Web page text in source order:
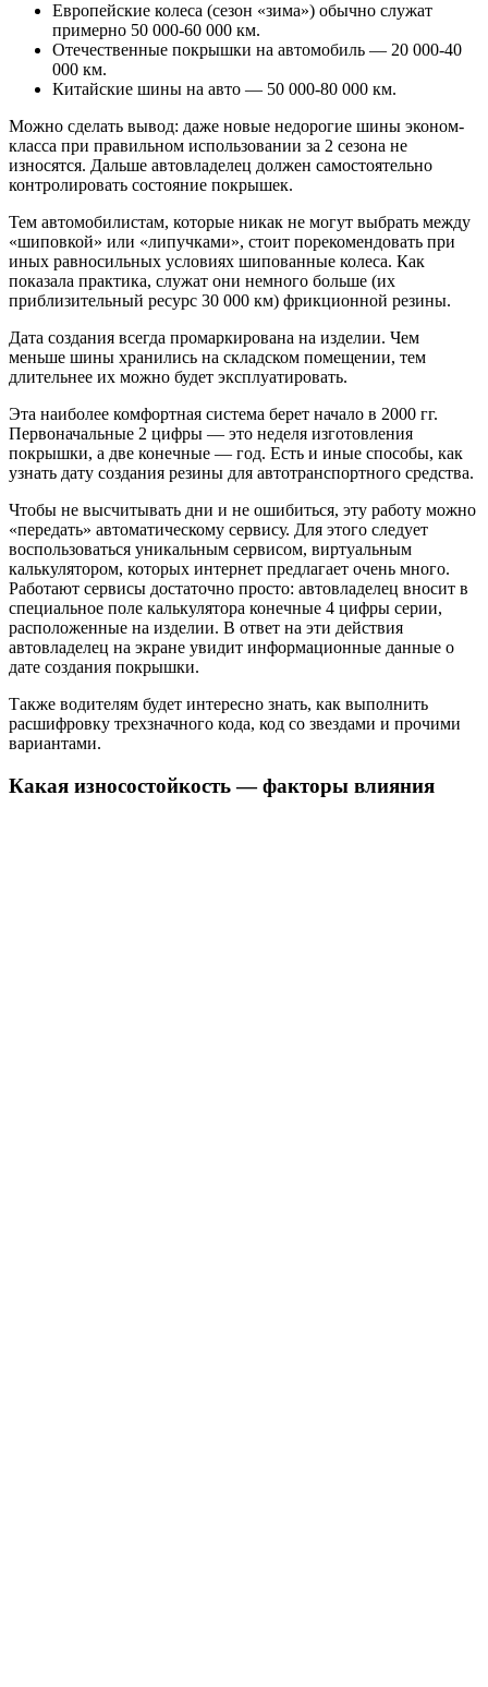
Европейские колеса (сезон «зима») обычно служат
примерно 50 000-60 000 км.
Отечественные покрышки на автомобиль — 20 000-40
000 км.
Китайские шины на авто — 50 000-80 000 км.
Можно сделать вывод: даже новые недорогие шины эконом-
класса при правильном использовании за 2 сезона не
износятся. Дальше автовладелец должен самостоятельно
контролировать состояние покрышек.
Тем автомобилистам, которые никак не могут выбрать между
«шиповкой» или «липучками», стоит порекомендовать при
иных равносильных условиях шипованные колеса. Как
показала практика, служат они немного больше (их
приблизительный ресурс 30 000 км) фрикционной резины.
Дата создания всегда промаркирована на изделии. Чем
меньше шины хранились на складском помещении, тем
длительнее их можно будет эксплуатировать.
Эта наиболее комфортная система берет начало в 2000 гг.
Первоначальные 2 цифры — это неделя изготовления
покрышки, а две конечные — год. Есть и иные способы, как
узнать дату создания резины для автотранспортного средства.
Чтобы не высчитывать дни и не ошибиться, эту работу можно
«передать» автоматическому сервису. Для этого следует
воспользоваться уникальным сервисом, виртуальным
калькулятором, которых интернет предлагает очень много.
Работают сервисы достаточно просто: автовладелец вносит в
специальное поле калькулятора конечные 4 цифры серии,
расположенные на изделии. В ответ на эти действия
автовладелец на экране увидит информационные данные о
дате создания покрышки.
Также водителям будет интересно знать, как выполнить
расшифровку трехзначного кода, код со звездами и прочими
вариантами.
Какая износостойкость — факторы влияния